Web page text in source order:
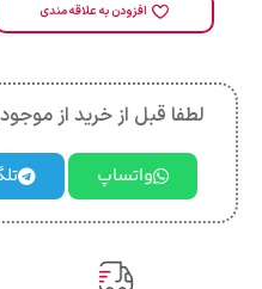
افزودن به علاقه مندی
لطفا قبل از خرید از
واتساپ